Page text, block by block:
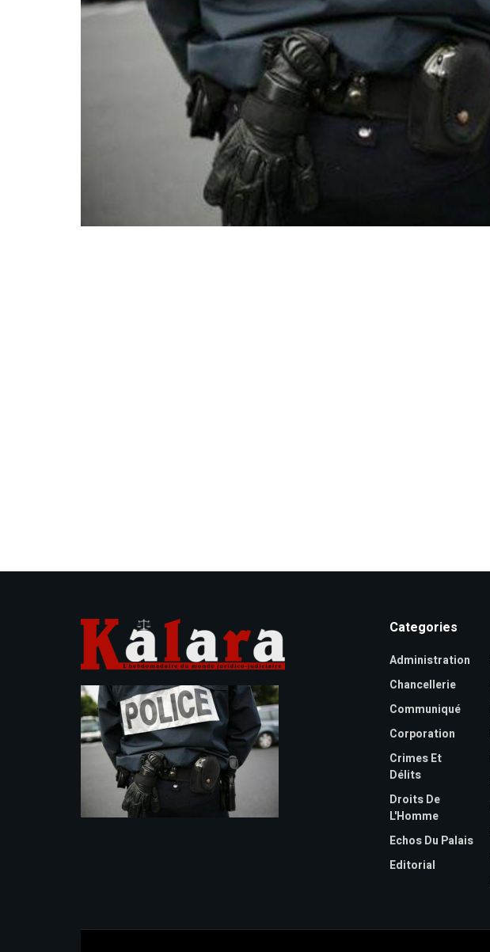
Categories
Administration
Chancellerie
Communiqué
Corporation
Crimes Et
Délits
Droits De
L'Homme
Echos Du Palais
Editorial